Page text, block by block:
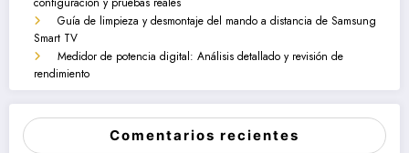
Guía de limpieza y desmontaje del mando a distancia de Samsung
Smart TV
Medidor de potencia digital: Análisis detallado y revisión de
rendimiento
Comentarios recientes